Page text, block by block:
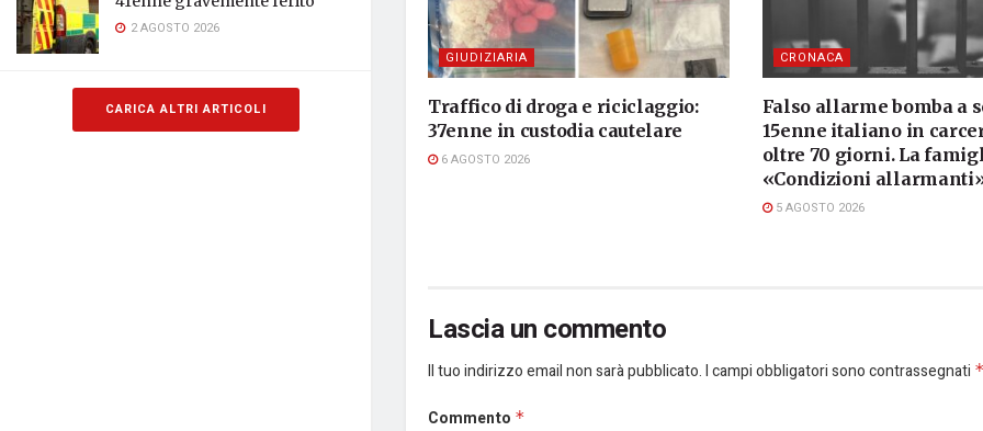
2 AGOSTO 2026
CARICA ALTRI ARTICOLI
GIUDIZIARIA
Traffico di droga e riciclaggio:
37enne in custodia cautelare
6 AGOSTO 2026
CRONACA
Falso allarme bomba a
15enne italiano in
oltre 70 giorni. La
«Condizioni
5 AGOSTO 2026
Lascia un commento
Il tuo indirizzo email non sarà pubblicato.I campi obbligatori sono contrassegnati *
Commento *